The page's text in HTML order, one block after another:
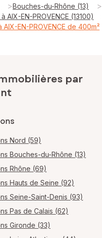
>Bouches-du-Rhône (13) >
AIX-EN-PROVENCE (13100)
AIX-EN-PROVENCE de 400m²
par
Nord (59)
Bouches-du-Rhône (13)
Rhône (69)
Hauts de Seine (92)
Seine-Saint-Denis (93)
Pas de Calais (62)
Gironde (33)